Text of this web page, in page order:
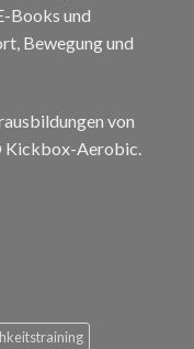
Books und
Bewegung und
von
Kickbox-Aerobic.